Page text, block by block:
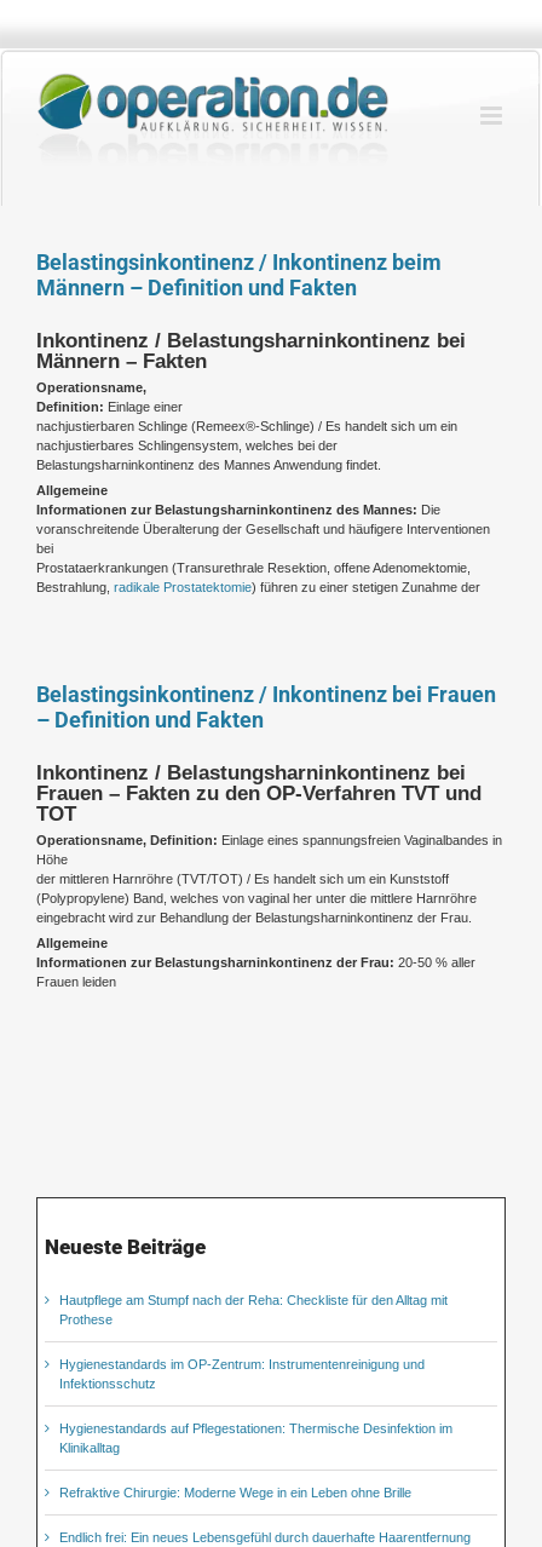
springen
Belastingsinkontinenz / Inkontinenz beim
Männern – Definition und Fakten
Inkontinenz / Belastungsharninkontinenz bei
Männern – Fakten
Operationsname,
Definition: Einlage einer
nachjustierbaren Schlinge (Remeex®-Schlinge) / Es handelt sich um ein
nachjustierbares Schlingensystem, welches bei der
Belastungsharninkontinenz des Mannes Anwendung findet.
Allgemeine
Informationen zur Belastungsharninkontinenz des Mannes: Die
voranschreitende Überalterung der Gesellschaft und häufigere Interventionen
bei
Prostataerkrankungen (Transurethrale Resektion, offene Adenomektomie,
Bestrahlung, radikale Prostatektomie) führen zu einer stetigen Zunahme der
Belastingsinkontinenz / Inkontinenz bei Frauen
– Definition und Fakten
Inkontinenz / Belastungsharninkontinenz bei
Frauen – Fakten zu den OP-Verfahren TVT und
TOT
Operationsname, Definition: Einlage eines spannungsfreien Vaginalbandes in
Höhe
der mittleren Harnröhre (TVT/TOT) / Es handelt sich um ein Kunststoff
(Polypropylene) Band, welches von vaginal her unter die mittlere Harnröhre
eingebracht wird zur Behandlung der Belastungsharninkontinenz der Frau.
Allgemeine
Informationen zur Belastungsharninkontinenz der Frau: 20-50 % aller
Frauen leiden
Neueste Beiträge
Hautpflege am Stumpf nach der Reha: Checkliste für den Alltag mit
Prothese
Hygienestandards im OP-Zentrum: Instrumentenreinigung und
Infektionsschutz
Hygienestandards auf Pflegestationen: Thermische Desinfektion im
Klinikalltag
Refraktive Chirurgie: Moderne Wege in ein Leben ohne Brille
Endlich frei: Ein neues Lebensgefühl durch dauerhafte Haarentfernung